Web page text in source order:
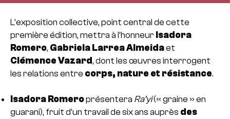
L’exposition collective, point central de cette
première édition, mettra à l’honneur Isadora
Romero, Gabriela Larrea Almeidaet
Clémence Vazard , dont les œuvres interrogent
les relations entre corps, nature et résistance.
Isadora Romeroprésentera Ra’yi(« graine » en
guarani), fruit d’un travail de six ans auprès des